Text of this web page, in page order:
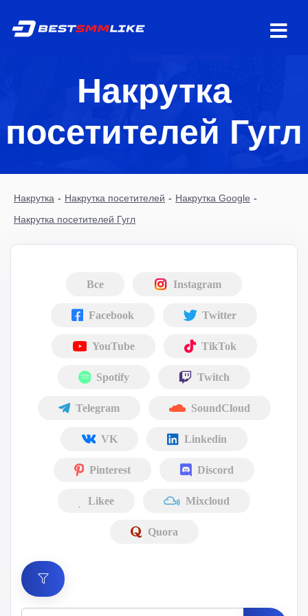
Накрутка
посетителей Гугл
Накрутка - Накрутка посетителей - Накрутка Google -
Накрутка посетителей Гугл
Все Instagram
Facebook Twitter
YouTube TikTok
Spotify Twitch
Telegram SoundCloud
VK Linkedin
Pinterest Discord
Likee Mixcloud
Quora